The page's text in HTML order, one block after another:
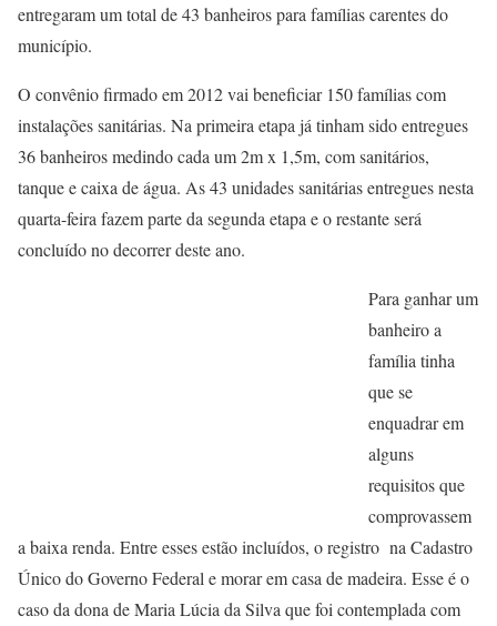
entregaram um total de 43 banheiros para famílias carentes do
município.
O convênio firmado em 2012 vai beneficiar 150 famílias com
instalações sanitárias. Na primeira etapa já tinham sido entregues
36 banheiros medindo cada um 2m x 1,5m, com sanitários,
tanque e caixa de água. As 43 unidades sanitárias entregues nesta
quarta-feira fazem parte da segunda etapa e o restante será
concluído no decorrer deste ano.
Para ganhar um
banheiro a
família tinha
que se
enquadrar em
alguns
requisitos que
comprovassem
a baixa renda. Entre esses estão incluídos, o registro na Cadastro
Único do Governo Federal e morar em casa de madeira. Esse é o
caso da dona de Maria Lúcia da Silva que foi contemplada com